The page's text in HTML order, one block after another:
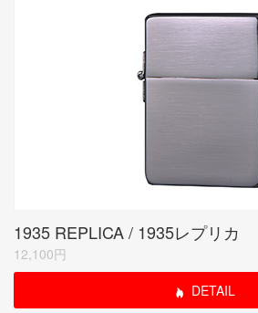
1935 REPLICA / 1935レプリカ
12,100円
DETAIL